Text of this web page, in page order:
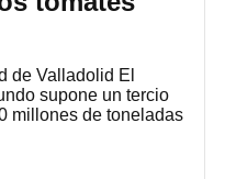
de Valladolid El
supone un tercio
millones de toneladas